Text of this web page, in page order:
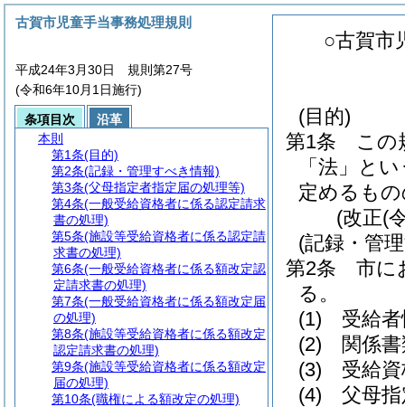
○古賀市
(目的)
第1条
この
「法」と
定めるも
(改正(
(記録・管
第2条
市に
る。
(1)
受給
(2)
関係
(3)
受給
(4)
父母
古賀市児童手当事務処理規則
平成24年3月30日 規則第27号
(令和6年10月1日施行)
条項目次
沿革
本則
第1条(目的)
第2条(記録・管理すべき情報)
第3条(父母指定者指定届の処理等)
第4条(一般受給資格者に係る認定請求
書の処理)
第5条(施設等受給資格者に係る認定請
求書の処理)
第6条(一般受給資格者に係る額改定認
定請求書の処理)
第7条(一般受給資格者に係る額改定届
の処理)
第8条(施設等受給資格者に係る額改定
認定請求書の処理)
第9条(施設等受給資格者に係る額改定
届の処理)
第10条(職権による額改定の処理)